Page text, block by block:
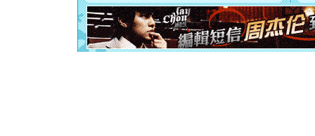
起；二是
离。水晶
[元旦]当
泣，这痛
卖了。水